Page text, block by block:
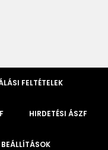
FELTÉTELEK
HIRDETÉSI ÁSZF